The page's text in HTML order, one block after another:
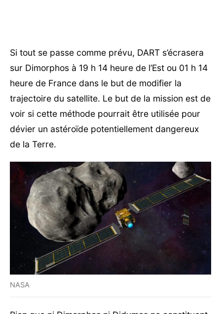
Si tout se passe comme prévu, DART s’écrasera
sur Dimorphos à 19 h 14 heure de l’Est ou 01 h 14
heure de France dans le but de modifier la
trajectoire du satellite. Le but de la mission est de
voir si cette méthode pourrait être utilisée pour
dévier un astéroïde potentiellement dangereux
de la Terre.
NASA